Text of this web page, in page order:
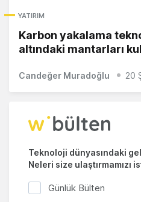
YATIRIM
Karbon yakalama
altındaki mantarları
Candeğer Muradoğlu 20
Teknoloji dünyasındaki
Neleri size ulaştırmamızı
Günlük Bülten